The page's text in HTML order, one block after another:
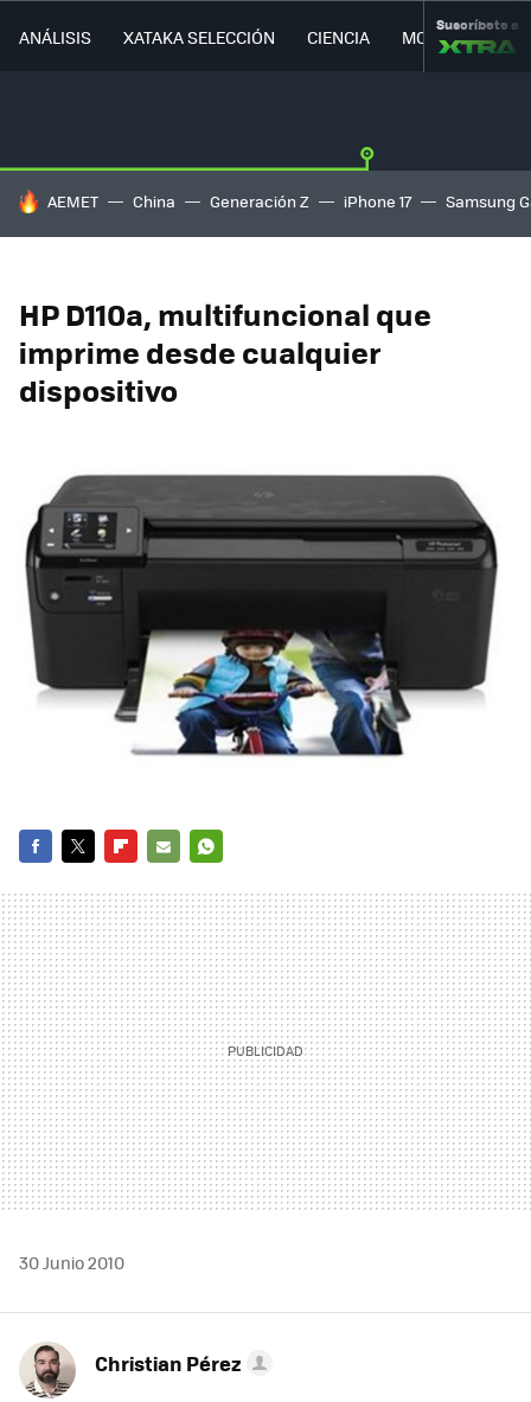
ANÁLISIS XATAKA SELECCIÓN CIENCIA MOVILIDAD
Suscríbete a
HOY SE HABLA DE
AEMET China Generación Z iPhone 17 Samsung
HP D110a, multifuncional que
imprime desde cualquier
dispositivo
MAIL
30 Junio 2010
Christian Pérez